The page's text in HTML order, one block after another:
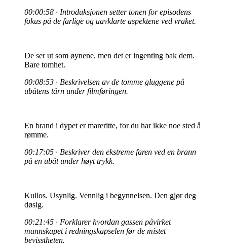
00:00:58 · Introduksjonen setter tonen for episodens
fokus på de farlige og uavklarte aspektene ved vraket.
De ser ut som øynene, men det er ingenting bak dem.
Bare tomhet.
00:08:53 · Beskrivelsen av de tomme gluggene på
ubåtens tårn under filmføringen.
En brand i dypet er mareritte, for du har ikke noe sted å
rømme.
00:17:05 · Beskriver den ekstreme faren ved en brann
på en ubåt under høyt trykk.
Kullos. Usynlig. Vennlig i begynnelsen. Den gjør deg
døsig.
00:21:45 · Forklarer hvordan gassen påvirket
mannskapet i redningskapselen før de mistet
bevisstheten.